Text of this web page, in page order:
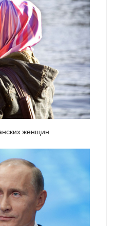
женщин